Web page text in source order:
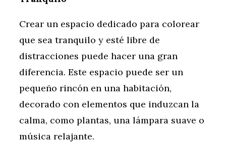
Crear un espacio dedicado para colorear
que sea tranquilo y esté libre de
distracciones puede hacer una gran
diferencia. Este espacio puede ser un
pequeño rincón en una habitación,
decorado con elementos que induzcan la
calma, como plantas, una lámpara suave o
música relajante.